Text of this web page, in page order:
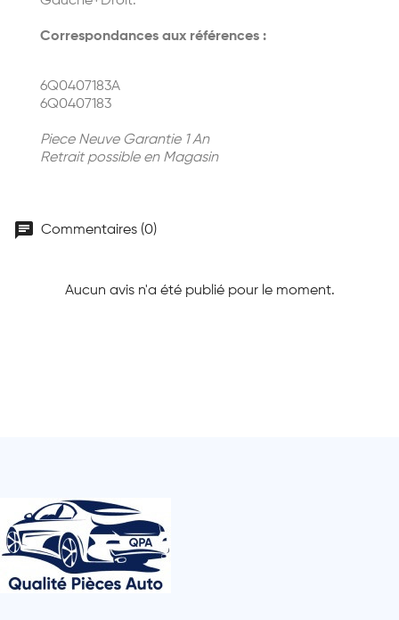
Correspondances aux références :
6Q0407183A
6Q0407183
Piece Neuve Garantie 1 An
Retrait possible en Magasin
chat Commentaires (0)
Aucun avis n'a été publié pour le moment.